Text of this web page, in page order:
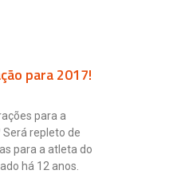
para 2017!
para a
repleto de
para a atleta do
há 12 anos.